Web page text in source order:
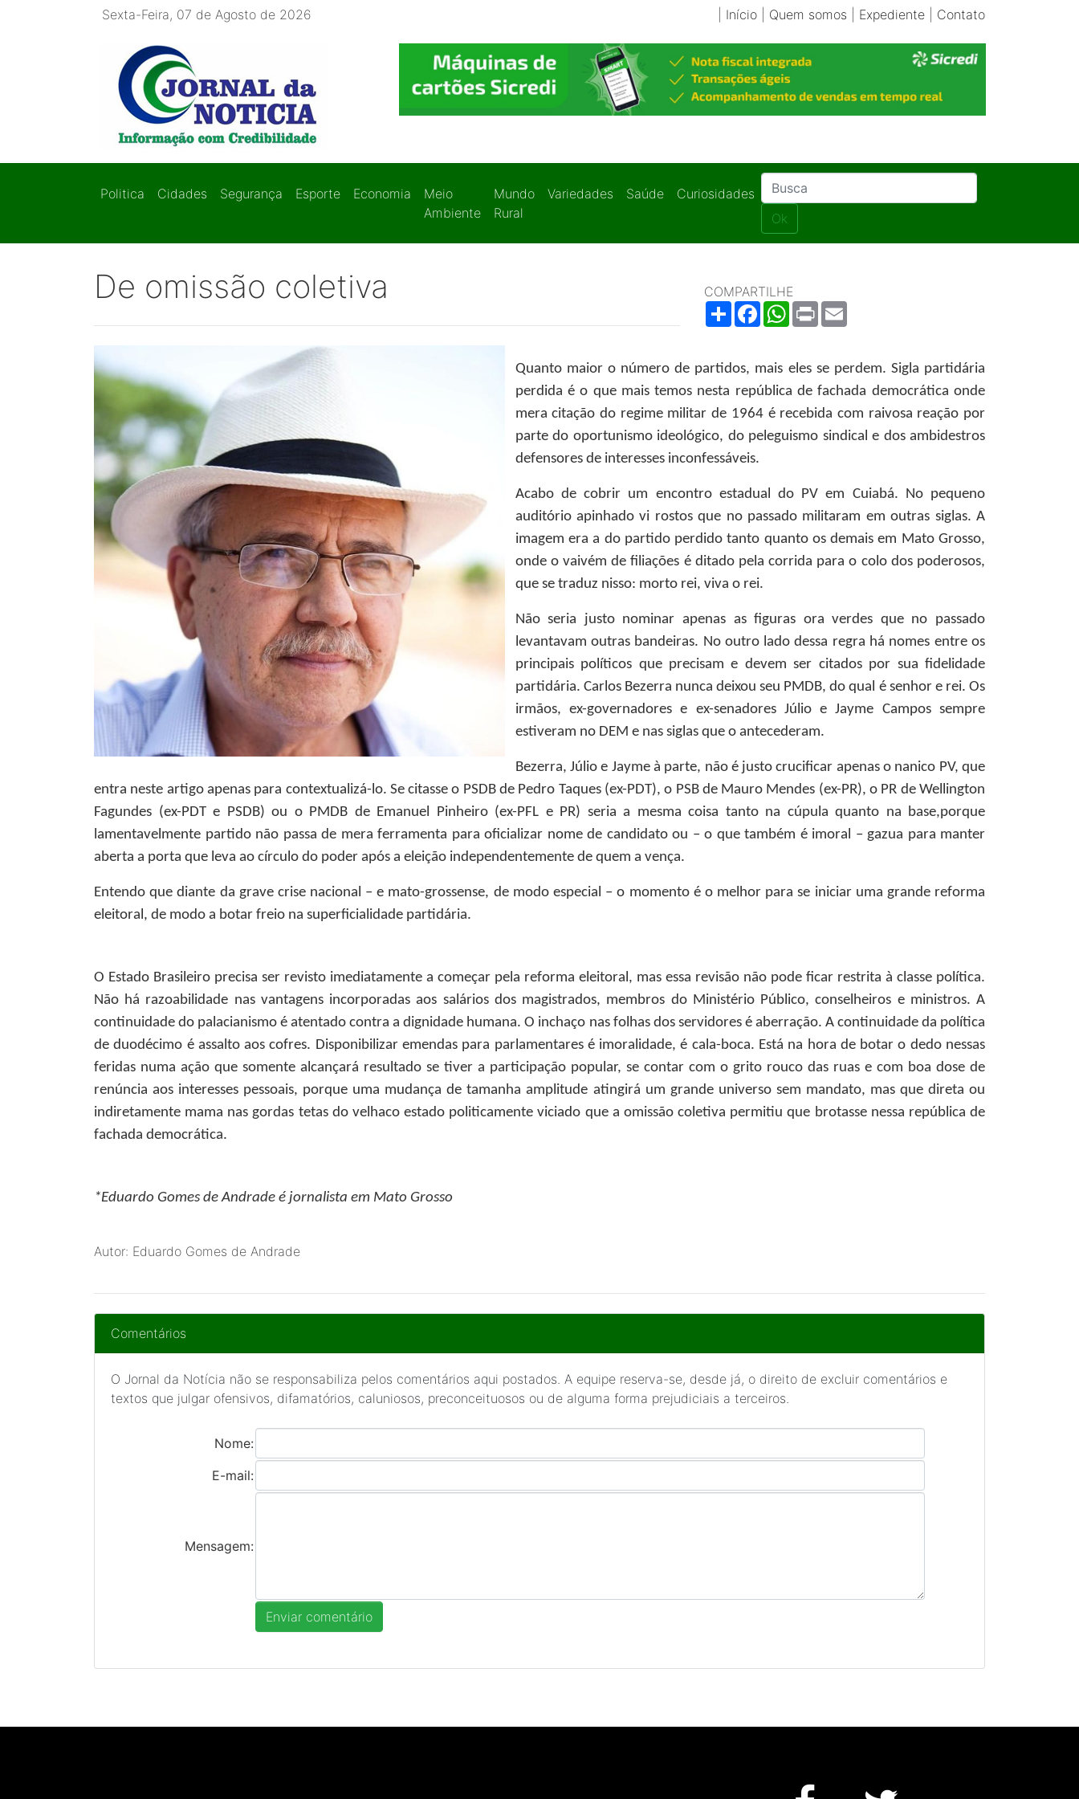
Sexta-Feira, 07 de Agosto de 2026 Início| Quem somos Expediente| Contato
Politica Cidades Segurança Esporte Economia
Meio
Ambiente
Mundo
Rural
Variedades Saúde
Curiosidades
Ok
De omissão coletiva
COMPARTILHE
ShareFacebookWhatsApp
Print
Quanto maior o número de partidos, mais eles se perdem. Sigla partidária
perdida é o que mais temos nesta república de fachada democrática onde
mera citação do regime militar de 1964 é recebida com raivosa reação por
parte do oportunismo ideológico, do peleguismo sindical e dos ambidestros
defensores de interesses inconfessáveis.
Acabo de cobrir um encontro estadual do PV em Cuiabá. No pequeno
auditório apinhado vi rostos que no passado militaram em outras siglas. A
imagem era a do partido perdido tanto quanto os demais em Mato Grosso,
onde o vaivém de filiações é ditado pela corrida para o colo dos poderosos,
que se traduz nisso: morto rei, viva o rei.
Não seria justo nominar apenas as figuras ora verdes que no passado
levantavam outras bandeiras. No outro lado dessa regra há nomes entre os
principais políticos que precisam e devem ser citados por sua fidelidade
partidária. Carlos Bezerra nunca deixou seu PMDB, do qual é senhor e rei. Os
irmãos, ex-governadores e ex-senadores Júlio e Jayme Campos sempre
estiveram no DEM e nas siglas que o antecederam.
Bezerra, Júlio e Jayme à parte, não é justo crucificar apenas o nanico PV, que
entra neste artigo apenas para contextualizá-lo. Se citasse o PSDB de Pedro Taques (ex-PDT), o PSB de Mauro Mendes (ex-PR), o PR de Wellington
Fagundes (ex-PDT e PSDB) ou o PMDB de Emanuel Pinheiro (ex-PFL e PR) seria a mesma coisa tanto na cúpula quanto na base,porque
lamentavelmente partido não passa de mera ferramenta para oficializar nome de candidato ou – o que também é imoral – gazua para manter
aberta a porta que leva ao círculo do poder após a eleição independentemente de quem a vença.
Entendo que diante da grave crise nacional – e mato-grossense, de modo especial – o momento é o melhor para se iniciar uma grande reforma
eleitoral, de modo a botar freio na superficialidade partidária.
O Estado Brasileiro precisa ser revisto imediatamente a começar pela reforma eleitoral, mas essa revisão não pode ficar restrita à classe política.
Não há razoabilidade nas vantagens incorporadas aos salários dos magistrados, membros do Ministério Público, conselheiros e ministros. A
continuidade do palacianismo é atentado contra a dignidade humana. O inchaço nas folhas dos servidores é aberração. A continuidade da política
de duodécimo é assalto aos cofres. Disponibilizar emendas para parlamentares é imoralidade, é cala-boca. Está na hora de botar o dedo nessas
feridas numa ação que somente alcançará resultado se tiver a participação popular, se contar com o grito rouco das ruas e com boa dose de
renúncia aos interesses pessoais, porque uma mudança de tamanha amplitude atingirá um grande universo sem mandato, mas que direta ou
indiretamente mama nas gordas tetas do velhaco estado politicamente viciado que a omissão coletiva permitiu que brotasse nessa república de
fachada democrática.
*Eduardo Gomes de Andrade é jornalista em Mato Grosso
Autor: Eduardo Gomes de Andrade
Comentários
O Jornal da Notícia não se responsabiliza pelos comentários aqui postados. A equipe reserva-se, desde já, o direito de excluir comentários e
textos que julgar ofensivos, difamatórios, caluniosos, preconceituosos ou de alguma forma prejudiciais a terceiros.
Nome:
E-mail:
Mensagem: